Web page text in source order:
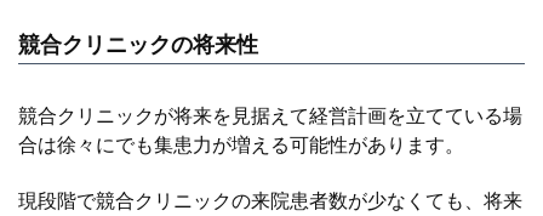
競合クリニックの将来性
競合クリニックが将来を見据えて経営計画を立てている場
合は徐々にでも集患力が増える可能性があります。
現段階で競合クリニックの来院患者数が少なくても、将来